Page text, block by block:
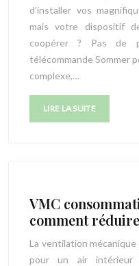
d’installer vos
mais votre dispositif
coopérer ? Pas de
télécommande Sommer
complexe,…
LIRE LA SUITE
VMC
comment
La ventilation
pour un air intérieur